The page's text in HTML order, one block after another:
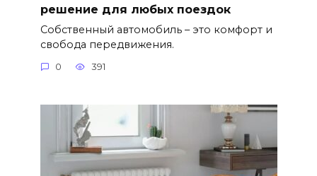
решение для любых поездок
Собственный автомобиль – это комфорт и
свобода передвижения.
0 391